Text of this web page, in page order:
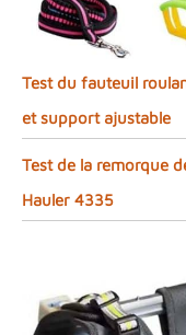
Test du fauteuil
et support ajustable
Test de la remorque
Hauler 4335